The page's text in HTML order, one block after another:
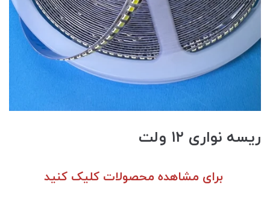
ریسه نواری ۱۲ ولت
برای مشاهده محصولات کلیک کنید